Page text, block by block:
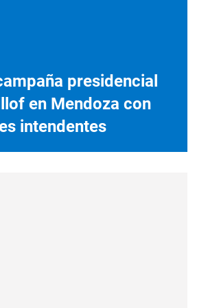
presidencial
en Mendoza con
intendentes